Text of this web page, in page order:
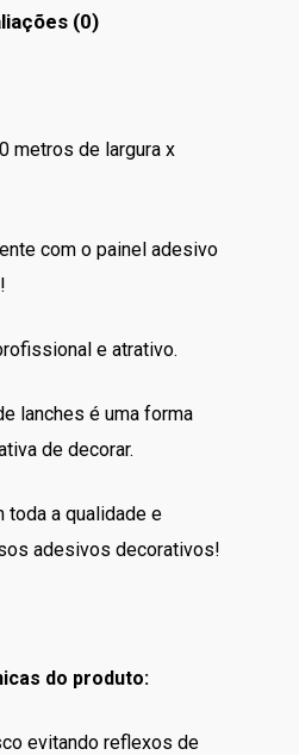
(0)
metros de largura x
com o painel adesivo
e atrativo.
lanches é uma forma
de decorar.
toda a qualidade e
adesivos decorativos!
do produto:
evitando reflexos de